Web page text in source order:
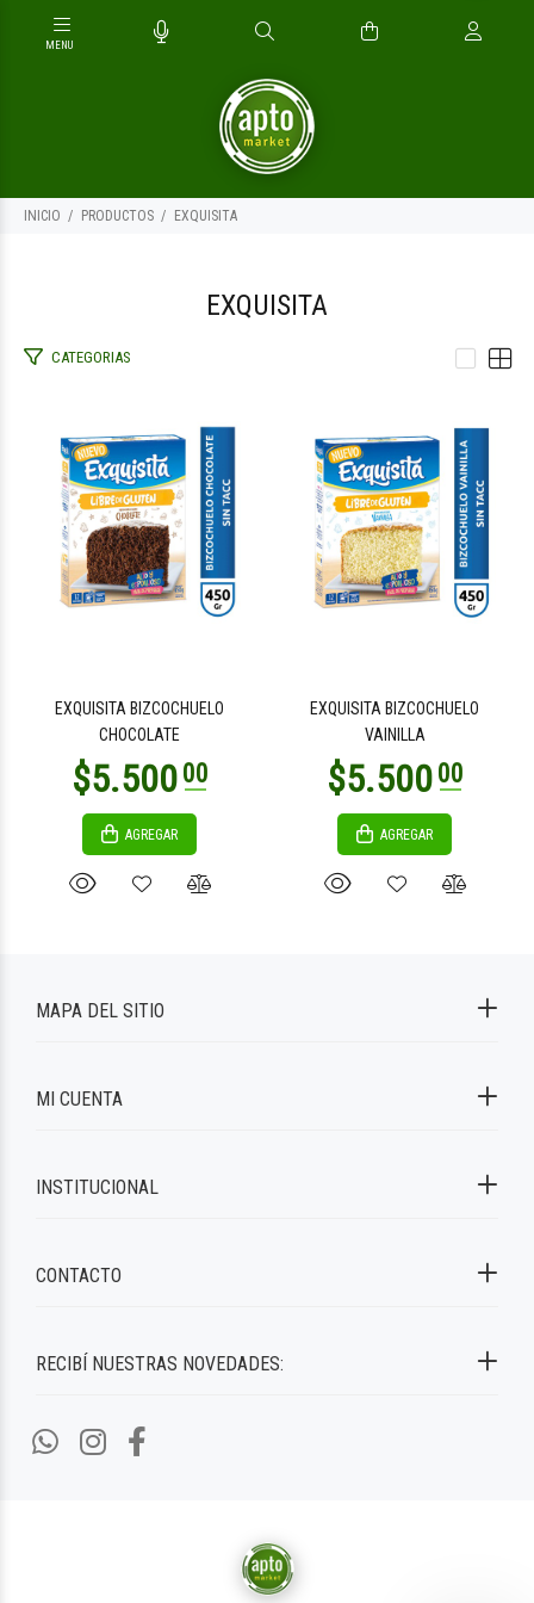
INICIO PRODUCTOS EXQUISITA
EXQUISITA
CATEGORIAS
EXQUISITA BIZCOCHUELO
CHOCOLATE
AGREGAR
EXQUISITA BIZCOCHUELO
VAINILLA
AGREGAR
RECIBÍ NUESTRAS NOVEDADES:
MAPA DEL SITIO
MI CUENTA
INSTITUCIONAL
CONTACTO